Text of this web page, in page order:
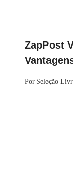
ZapPost
Por Seleção